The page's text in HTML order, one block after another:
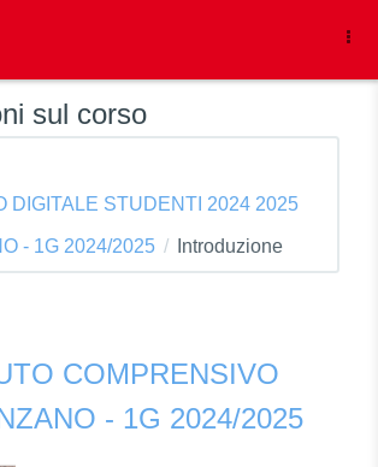
laterale
sul corso
DIGITALE STUDENTI 2024 2025
- 1G 2024/2025 Introduzione
COMPRENSIVO
- 1G 2024/2025